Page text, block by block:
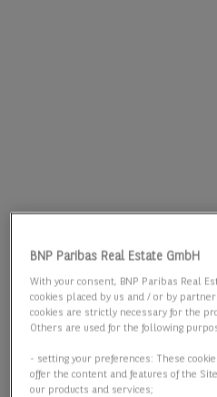
BNP Paribas Real Estate GmbH
With your consent, BNP Paribas Real
cookies placed by us and / or by
cookies are strictly necessary for the
Others are used for the following
- setting your preferences: These
offer the content and features of the
our products and services;